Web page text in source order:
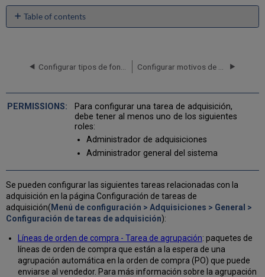
Table of contents
No
Para configurar una tarea de adquisición,
debe tener al menos uno de los siguientes
roles:
Administrador de adquisiciones
Administrador general del sistema
Se pueden configurar las siguientes tareas relacionadas con la
adquisición en la página Configuración de tareas de
adquisición( Menú de configuración > Adquisiciones > General >
Configuración de tareas de adquisición):
Líneas de orden de compra - Tarea de agrupación: paquetes de
líneas de orden de compra que están a la espera de una
agrupación automática en la orden de compra (PO) que puede
enviarse al vendedor. Para más información sobre la agrupación